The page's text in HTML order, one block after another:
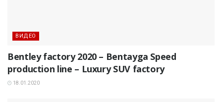
ВИДЕО
Bentley factory 2020 – Bentayga Speed
production line – Luxury SUV factory
18.01.2020